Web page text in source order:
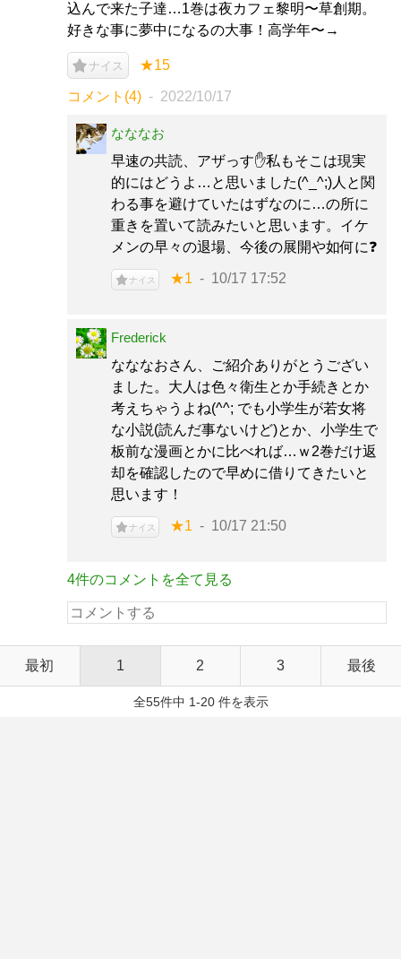
込んで来た子達…1巻は夜カフェ黎明〜草創期。
好きな事に夢中になるの大事！高学年〜→
ナイス ★15
コメント(4) 2022/10/17
なななお
早速の共読、アザっす✋私もそこは現実
的にはどうよ…と思いました(^_^;)人と関
わる事を避けていたはずなのに…の所に
重きを置いて読みたいと思います。イケ
メンの早々の退場、今後の展開や如何に❓
ナイス ★1 10/17 17:52
Frederick
なななおさん、ご紹介ありがとうござい
ました。大人は色々衛生とか手続きとか
考えちゃうよね(^^; でも小学生が若女将
な小説(読んだ事ないけど)とか、小学生で
板前な漫画とかに比べれば…ｗ2巻だけ返
却を確認したので早めに借りてきたいと
思います！
ナイス ★1 10/17 21:50
4件のコメントを全て見る
最初 1 2 3 最後
全55件中 1-20 件を表示